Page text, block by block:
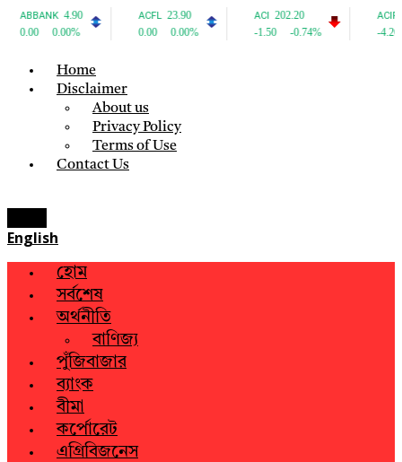
Home
Disclaimer
About us
Privacy Policy
Terms of Use
Contact Us
English
হোম
সর্বশেষ
অর্থনীতি
বাণিজ্য
পুঁজিবাজার
ব্যাংক
বীমা
কর্পোরেট
এগ্রিবিজনেস